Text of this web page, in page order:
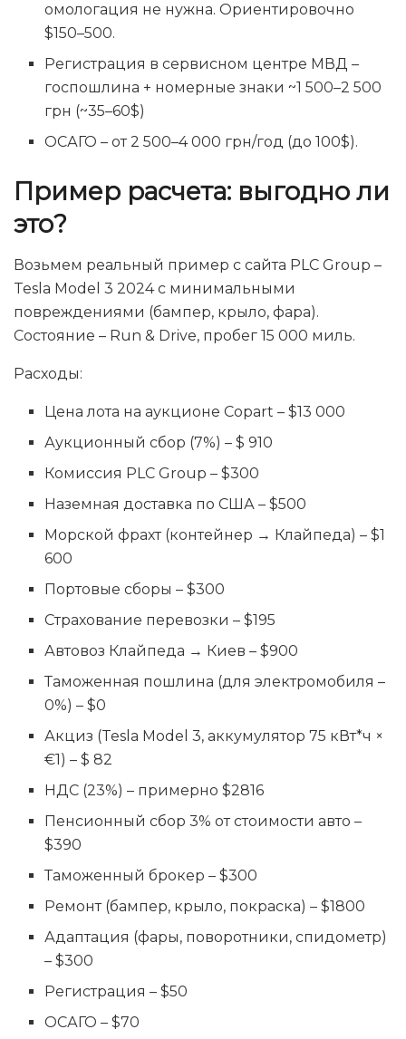
омологация не нужна. Ориентировочно
$150–500.
Регистрация в сервисном центре МВД –
госпошлина + номерные знаки ~1 500–2 500
грн (~35–60$)
ОСАГО – от 2 500–4 000 грн/год (до 100$).
Пример расчета: выгодно ли
это?
Возьмем реальный пример с сайта PLC Group –
Tesla Model 3 2024 с минимальными
повреждениями (бампер, крыло, фара).
Состояние – Run & Drive, пробег 15 000 миль.
Расходы:
Цена лота на аукционе Copart – $13 000
Аукционный сбор (7%) – $ 910
Комиссия PLC Group – $300
Наземная доставка по США – $500
Морской фрахт (контейнер → Клайпеда) – $1
600
Портовые сборы – $300
Страхование перевозки – $195
Автовоз Клайпеда → Киев – $900
Таможенная пошлина (для электромобиля –
0%) – $0
Акциз (Tesla Model 3, аккумулятор 75 кВт*ч ×
€1) – $ 82
НДС (23%) – примерно $2816
Пенсионный сбор 3% от стоимости авто –
$390
Таможенный брокер – $300
Ремонт (бампер, крыло, покраска) – $1800
Адаптация (фары, поворотники, спидометр)
– $300
Регистрация – $50
ОСАГО – $70